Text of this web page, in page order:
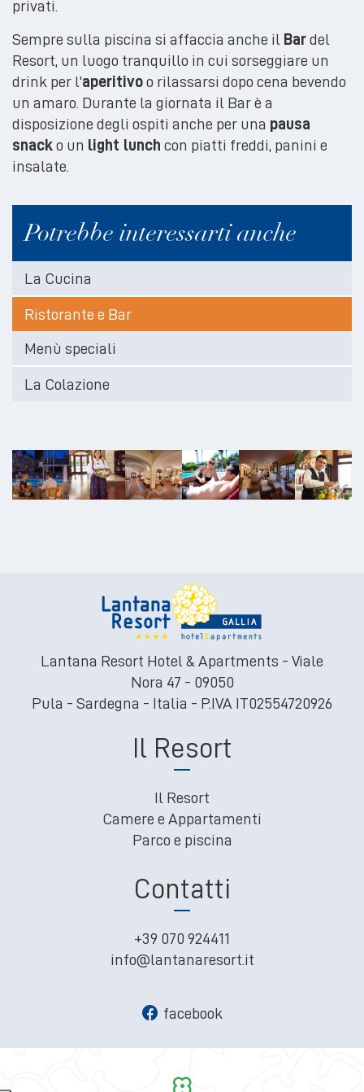
privati.
Sempre sulla piscina si affaccia anche il Bar del
Resort, un luogo tranquillo in cui sorseggiare un
drink per l'aperitivo o rilassarsi dopo cena bevendo
un amaro. Durante la giornata il Bar è a
disposizione degli ospiti anche per una pausa
snack o un light lunch con piatti freddi, panini e
insalate.
Potrebbe interessarti anche
La Cucina
Ristorante e Bar
Menù speciali
La Colazione
Lantana Resort Hotel & Apartments - Viale
Nora 47 - 09050
Pula - Sardegna - Italia - P.IVA IT02554720926
Il Resort
Il Resort
Camere e Appartamenti
Parco e piscina
Contatti
+39 070 924411
info@lantanaresort.it
facebook